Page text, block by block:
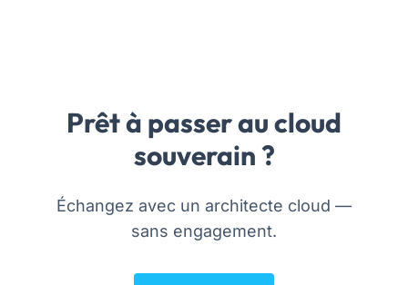
Prêt à passer au cloud
souverain ?
Échangez avec un architecte cloud —
sans engagement.